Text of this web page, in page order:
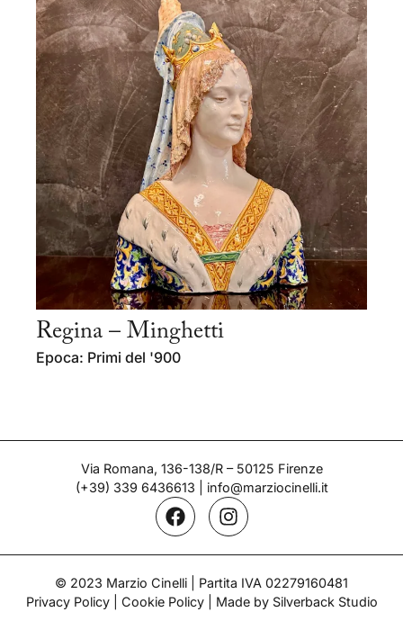
Regina – Minghetti
Epoca: Primi del '900
Via Romana, 136-138/R – 50125 Firenze
(+39) 339 6436613
info@marziocinelli.it
© 2023 Marzio Cinelli | Partita IVA 02279160481
Privacy Policy| Cookie Policy| Made by Silverback Studio